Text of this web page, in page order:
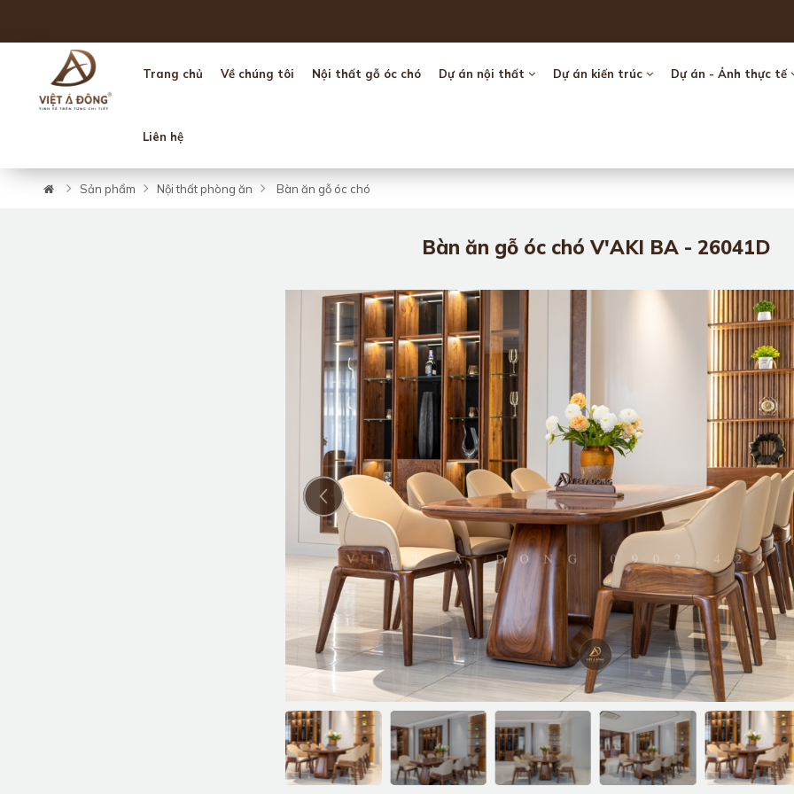
Trang chủ Về chúng tôi Nội thất gỗ óc chó Dự án nội thất Dự án kiến trúc Dự án - Ảnh thực tế
Liên hệ
Sản phẩm Nội thất phòng ăn Bàn ăn gỗ óc chó
Bàn ăn gỗ óc chó V'AKI BA - 26041D